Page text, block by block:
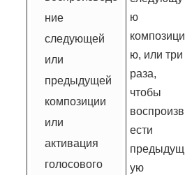
ние
следующей
или
предыдущей
композиции
или
активация
голосового
ю
композици
ю, или три
раза,
чтобы
воспроизв
ести
предыдущ
ую